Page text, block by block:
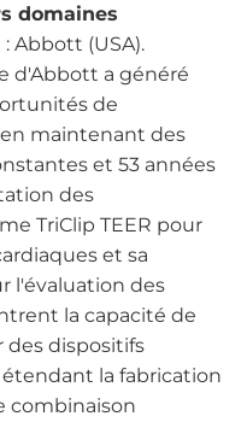
domaines
Abbott (USA).
d'Abbott a généré
de
maintenant des
et 53 années
des
TriClip TEER pour
et sa
l'évaluation des
la capacité de
des dispositifs
la fabrication
combinaison